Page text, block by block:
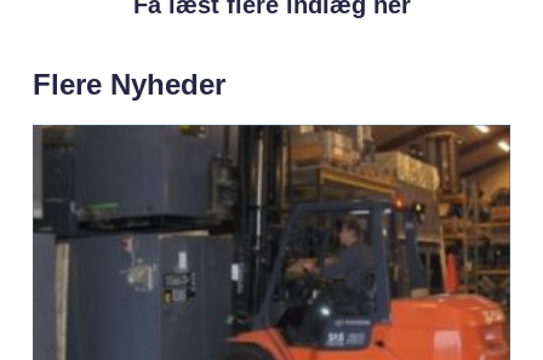
Flere Nyheder